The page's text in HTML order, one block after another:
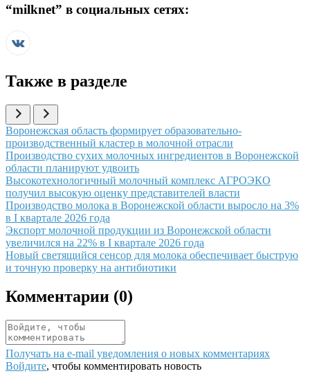
“milknet” в социальных сетях:
Также в разделе
Иллюстрация новости
Воронежская область формирует образовательно-
производственный кластер в молочной отрасли
Иллюстрация новости
Производство сухих молочных ингредиентов в Воронежской
области планируют удвоить
Иллюстрация новости
Высокотехнологичный молочный комплекс АГРОЭКО
получил высокую оценку представителей власти
Иллюстрация новости
Производство молока в Воронежской области выросло на 3%
в I квартале 2026 года
Иллюстрация новости
Экспорт молочной продукции из Воронежской области
увеличился на 22% в I квартале 2026 года
Иллюстрация новости
Новый светящийся сенсор для молока обеспечивает быструю
и точную проверку на антибиотики
Комментарии (0)
Получать на e‑mail уведомления о новых комментариях
Войдите, чтобы комментировать новость